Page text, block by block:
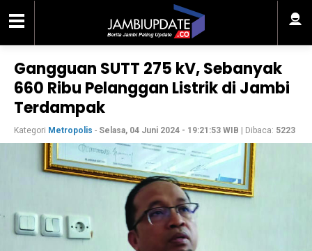
Gangguan SUTT 275 kV, Sebanyak
660 Ribu Pelanggan Listrik di Jambi
Terdampak
Kategori Metropolis - Selasa, 04 Juni 2024 - 19:21:53 WIB | Dibaca: 5223